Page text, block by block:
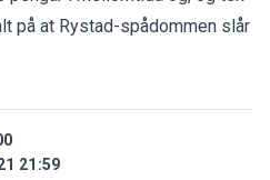
på at Rystad-spådommen slår
21:59